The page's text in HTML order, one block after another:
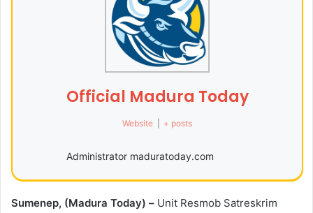
Official Madura Today
Website + posts
Administrator maduratoday.com
Sumenep, (Madura Today) – Unit Resmob Satreskrim